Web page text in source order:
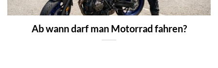
Ab wann darf man Motorrad fahren?